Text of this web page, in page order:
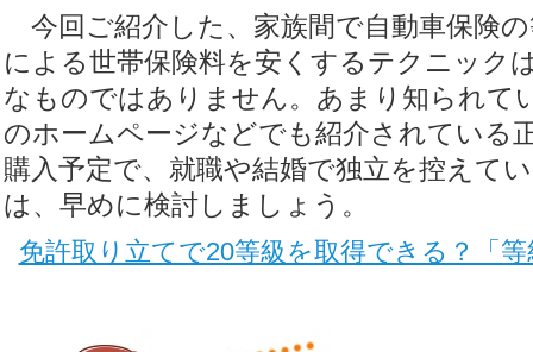
今回ご紹介した、家族間で自動車保険
による世帯保険料を安くするテクニック
なものではありません。あまり知られて
のホームページなどでも紹介されている
購入予定で、就職や結婚で独立を控えて
は、早めに検討しましょう。
免許取り立てで20等級を取得できる？「